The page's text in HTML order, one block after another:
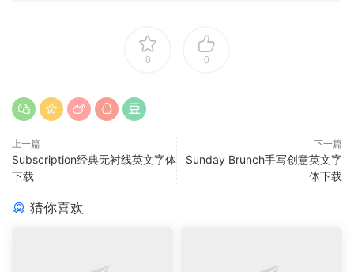
0 0
上一篇
Subscription经典无衬线英文字体
下载
下一篇
Sunday Brunch手写创意英文字
体下载
猜你喜欢